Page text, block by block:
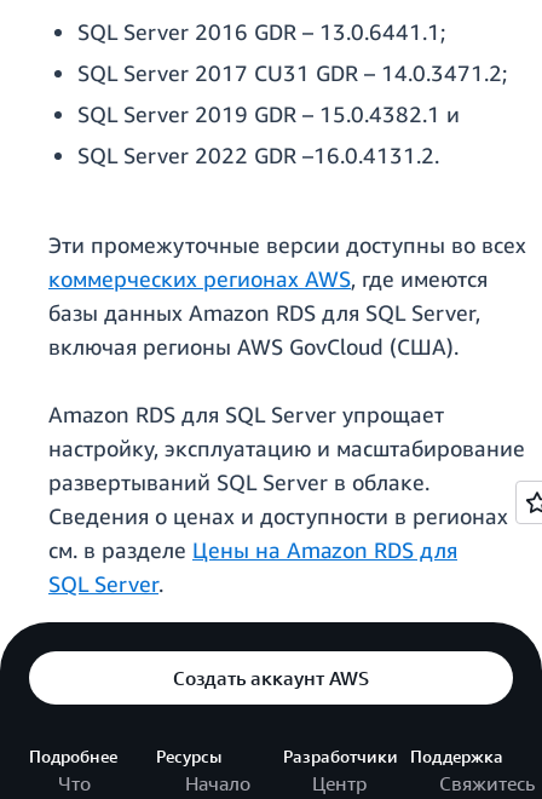
SQL Server 2016 GDR – 13.0.6441.1;
SQL Server 2017 CU31 GDR – 14.0.3471.2;
SQL Server 2019 GDR – 15.0.4382.1 и
SQL Server 2022 GDR –16.0.4131.2.
Эти промежуточные версии доступны во всех
коммерческих регионах AWS, где имеются
базы данных Amazon RDS для SQL Server,
включая регионы AWS GovCloud (США).
Amazon RDS для SQL Server упрощает
настройку, эксплуатацию и масштабирование
развертываний SQL Server в облаке.
Сведения о ценах и доступности в регионах
см. в разделе Цены на Amazon RDS для
SQL Server.
Создать аккаунт AWS
Подробнее
Что
Ресурсы
Начало
Разработчики
Центр
Поддержка
Свяжитесь